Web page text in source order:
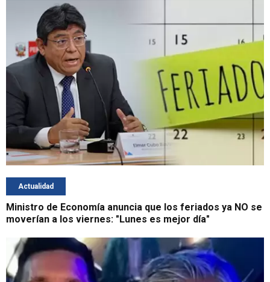
Actualidad
Ministro de Economía anuncia que los feriados ya NO se
moverían a los viernes: "Lunes es mejor día"